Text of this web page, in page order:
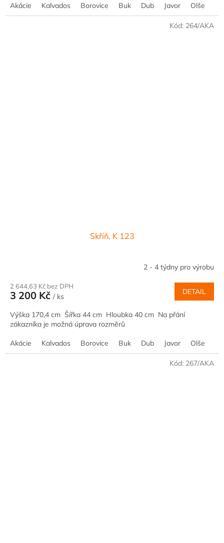
Akácie Kalvados Borovice Buk Dub Javor Olše
Skříň, K 123
2 - 4 týdny pro výrobu
2 644,63 Kč bez DPH
3 200 Kč / ks
DETAIL
Výška 170,4 cm Šířka 44 cm Hloubka 40 cm Na přání
zákazníka je možná úprava rozměrů
Akácie Kalvados Borovice Buk Dub Javor Olše
Kód: 264/AKA
Kód: 267/AKA